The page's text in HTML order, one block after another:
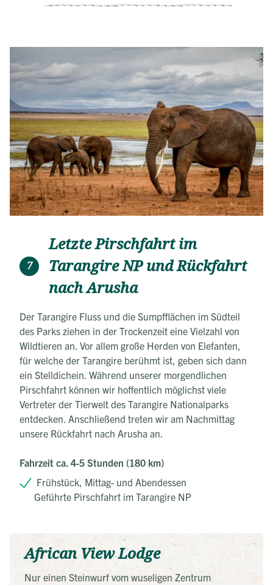
7
Letzte Pirschfahrt im
Tarangire NP und Rückfahrt
nach Arusha
Der Tarangire Fluss und die Sumpfflächen im Südteil
des Parks ziehen in der Trockenzeit eine Vielzahl von
Wildtieren an. Vor allem große Herden von Elefanten,
für welche der Tarangire berühmt ist, geben sich dann
ein Stelldichein. Während unserer morgendlichen
Pirschfahrt können wir hoffentlich möglichst viele
Vertreter der Tierwelt des Tarangire Nationalparks
entdecken. Anschließend treten wir am Nachmittag
unsere Rückfahrt nach Arusha an.
Fahrzeit ca. 4-5 Stunden (180 km)
Frühstück, Mittag- und Abendessen
Geführte Pirschfahrt im Tarangire NP
African View Lodge
Nur einen Steinwurf vom wuseligen Zentrum